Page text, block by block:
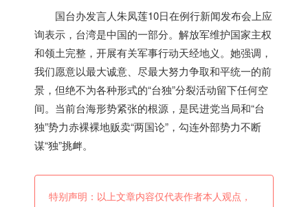
国台办发言人朱凤莲10日在例行新闻发布会上应
询表示，台湾是中国的一部分。解放军维护国家主权
和领土完整，开展有关军事行动天经地义。她强调，
我们愿意以最大诚意、尽最大努力争取和平统一的前
景，但绝不为各种形式的“台独”分裂活动留下任何空
间。当前台海形势紧张的根源，是民进党当局和“台
独”势力赤裸裸地贩卖“两国论”，勾连外部势力不断
谋“独”挑衅。
特别声明：以上文章内容仅代表作者本人观点，